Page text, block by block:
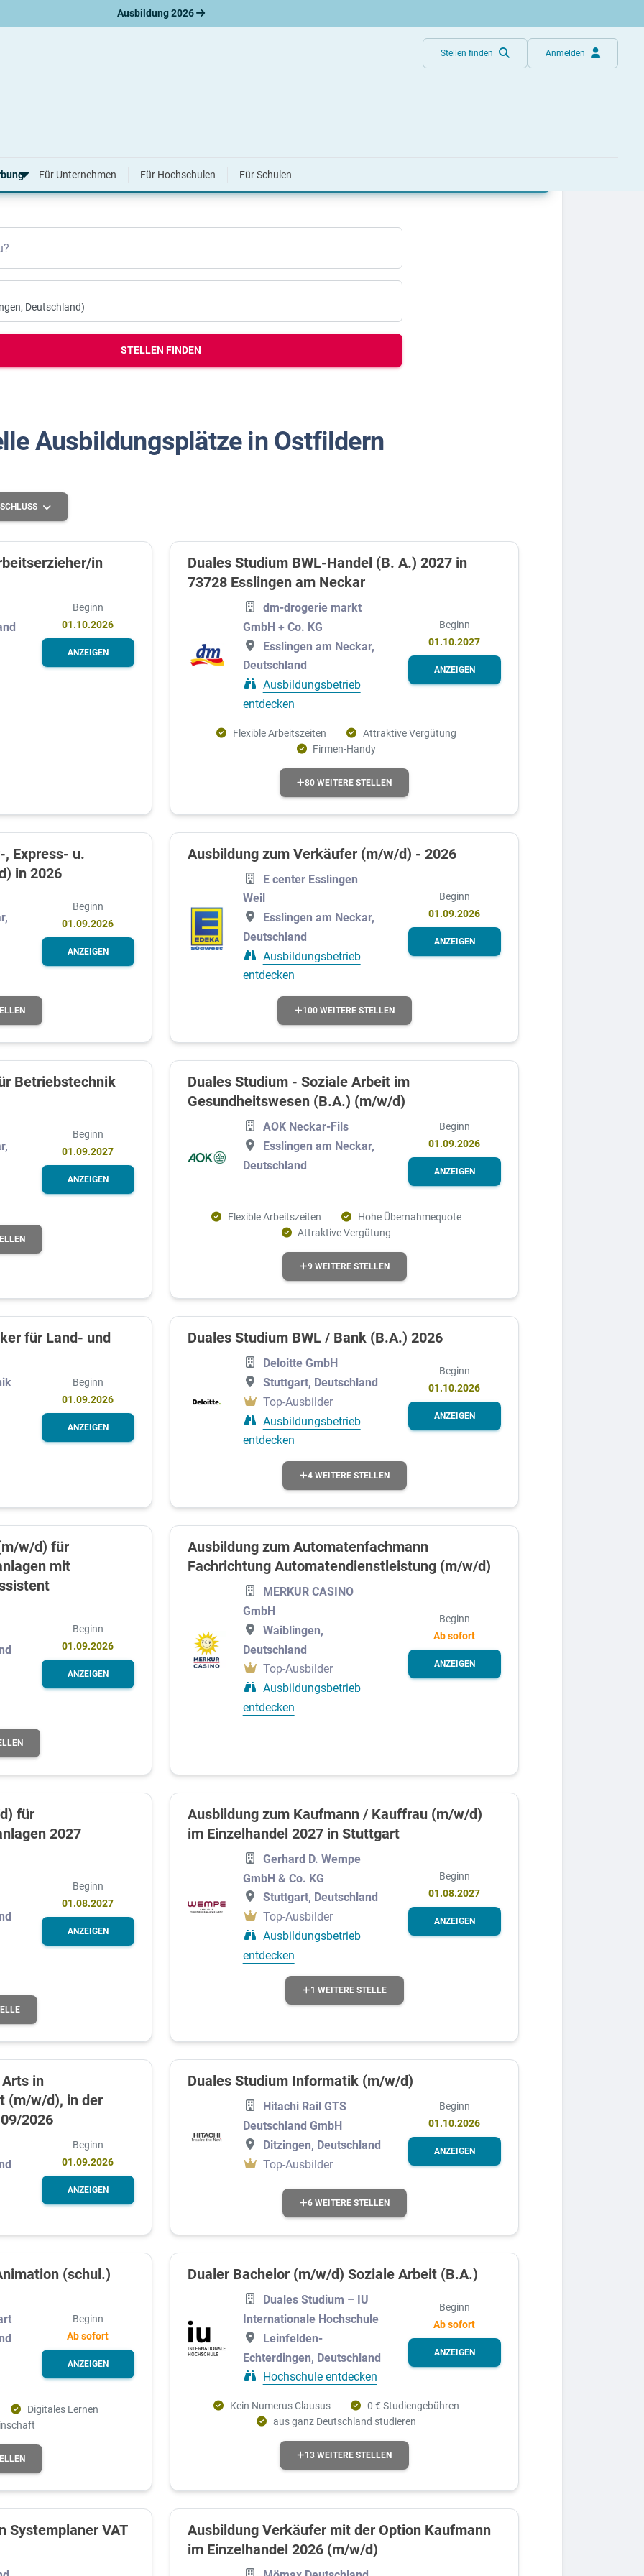
Ausbildung 2026
Stellen finden Anmelden
Bewerbung
Check
Für Unternehmen Für Hochschulen Für Schulen
STELLEN FINDEN
Ausbildungsplätze in Ostfildern
Höhere Schulbildung
in
Beginn
01.10.2026
ANZEIGEN
Duales Studium BWL-Handel (B. A.) 2027 in
73728 Esslingen am Neckar
dm-drogerie markt
GmbH + Co. KG
Esslingen am Neckar,
Deutschland
Ausbildungsbetrieb
entdecken
Beginn
01.10.2027
ANZEIGEN
Flexible Arbeitszeiten
Attraktive Vergütung
Firmen-Handy
80 WEITERE STELLEN
Express- u.
in 2026
Beginn
01.09.2026
ANZEIGEN
Ausbildung zum Verkäufer (m/w/d) - 2026
E center Esslingen
Weil
Esslingen am Neckar,
Deutschland
Ausbildungsbetrieb
entdecken
Beginn
01.09.2026
ANZEIGEN
100 WEITERE STELLEN
Betriebstechnik
Beginn
01.09.2027
ANZEIGEN
Duales Studium - Soziale Arbeit im
Gesundheitswesen (B.A.) (m/w/d)
AOK Neckar-Fils
Esslingen am Neckar,
Deutschland
Beginn
01.09.2026
ANZEIGEN
Flexible Arbeitszeiten
Hohe Übernahmequote
Attraktive Vergütung
9 WEITERE STELLEN
für Land- und
Beginn
01.09.2026
ANZEIGEN
Duales Studium BWL / Bank (B.A.) 2026
Deloitte GmbH
Stuttgart, Deutschland
Top-Ausbilder
Ausbildungsbetrieb
entdecken
Beginn
01.10.2026
ANZEIGEN
4 WEITERE STELLEN
w/d) für
mit
Beginn
01.09.2026
ANZEIGEN
Ausbildung zum Automatenfachmann
Fachrichtung Automatendienstleistung (m/w/d)
MERKUR CASINO
GmbH
Waiblingen,
Deutschland
Top-Ausbilder
Ausbildungsbetrieb
entdecken
Beginn
Ab sofort
ANZEIGEN
für
2027
Beginn
01.08.2027
ANZEIGEN
Ausbildung zum Kaufmann / Kauffrau (m/w/d)
im Einzelhandel 2027 in Stuttgart
Gerhard D. Wempe
GmbH & Co. KG
Stuttgart, Deutschland
Top-Ausbilder
Ausbildungsbetrieb
entdecken
Beginn
01.08.2027
ANZEIGEN
1 WEITERE STELLE
in
(m/w/d), in der
2026
Beginn
01.09.2026
ANZEIGEN
Duales Studium Informatik (m/w/d)
Hitachi Rail GTS
Deutschland GmbH
Ditzingen, Deutschland
Top-Ausbilder
Beginn
01.10.2026
ANZEIGEN
6 WEITERE STELLEN
(schul.)
Beginn
Ab sofort
ANZEIGEN
Digitales Lernen
Dualer Bachelor (m/w/d) Soziale Arbeit (B.A.)
Duales Studium – IU
Internationale Hochschule
Leinfelden-
Echterdingen, Deutschland
Hochschule entdecken
Beginn
Ab sofort
ANZEIGEN
Kein Numerus Clausus
0 € Studiengebühren
aus ganz Deutschland studieren
13 WEITERE STELLEN
Systemplaner VAT
Ausbildung Verkäufer mit der Option Kaufmann
im Einzelhandel 2026 (m/w/d)